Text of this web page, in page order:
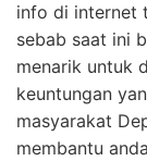
info di internet
sebab saat ini
menarik untuk
keuntungan
masyarakat
membantu